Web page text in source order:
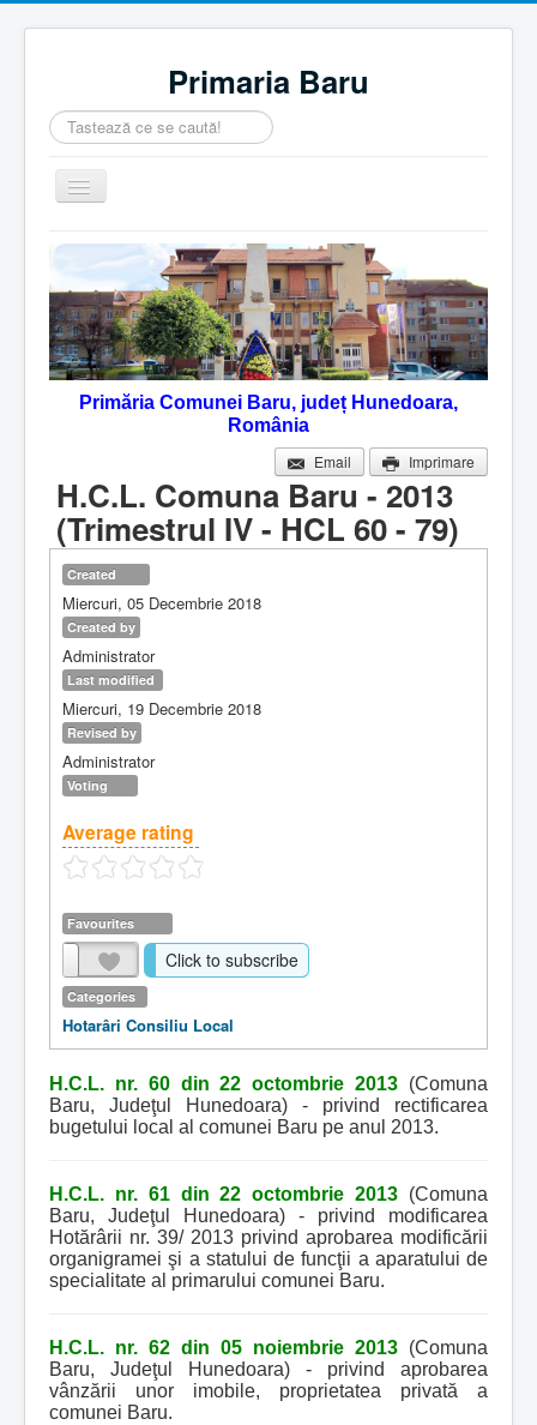
Primaria Baru
Căutare
...
Comută
navigarea
Home
Despre noi
Noutăţi
Contact
Servicii Online
Primăria Comunei Baru, județ Hunedoara,
România
Email
Imprimare
H.C.L. Comuna Baru - 2013
(Trimestrul IV - HCL 60 - 79)
Created
Miercuri, 05 Decembrie 2018
Created by
Administrator
Last modified
Miercuri, 19 Decembrie 2018
Revised by
Administrator
Voting
Average rating
Favourites
Click to subscribe
Categories
Hotarâri Consiliu Local
H.C.L. nr. 60 din 22 octombrie 2013 (Comuna
Baru, Judeţul Hunedoara) - privind rectificarea
bugetului local al comunei Baru pe anul 2013.
H.C.L. nr. 61 din 22 octombrie 2013 (Comuna
Baru, Judeţul Hunedoara) - privind modificarea
Hotărârii nr. 39/ 2013 privind aprobarea modificării
organigramei şi a statului de funcţii a aparatului de
specialitate al primarului comunei Baru.
H.C.L. nr. 62 din 05 noiembrie 2013 (Comuna
Baru, Judeţul Hunedoara) - privind aprobarea
vânzării unor imobile, proprietatea privată a
comunei Baru.